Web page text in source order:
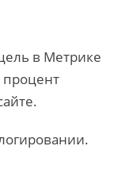
в Метрике
процент